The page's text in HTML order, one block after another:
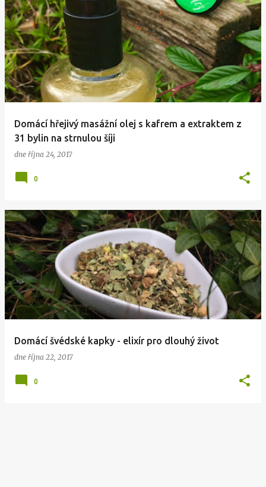
Domácí hřejivý masážní olej s kafrem a extraktem z
31 bylin na strnulou šíji
dne října 24, 2017
0
Domácí švédské kapky - elixír pro dlouhý život
dne října 22, 2017
0